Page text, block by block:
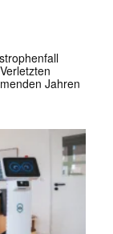
Jahren